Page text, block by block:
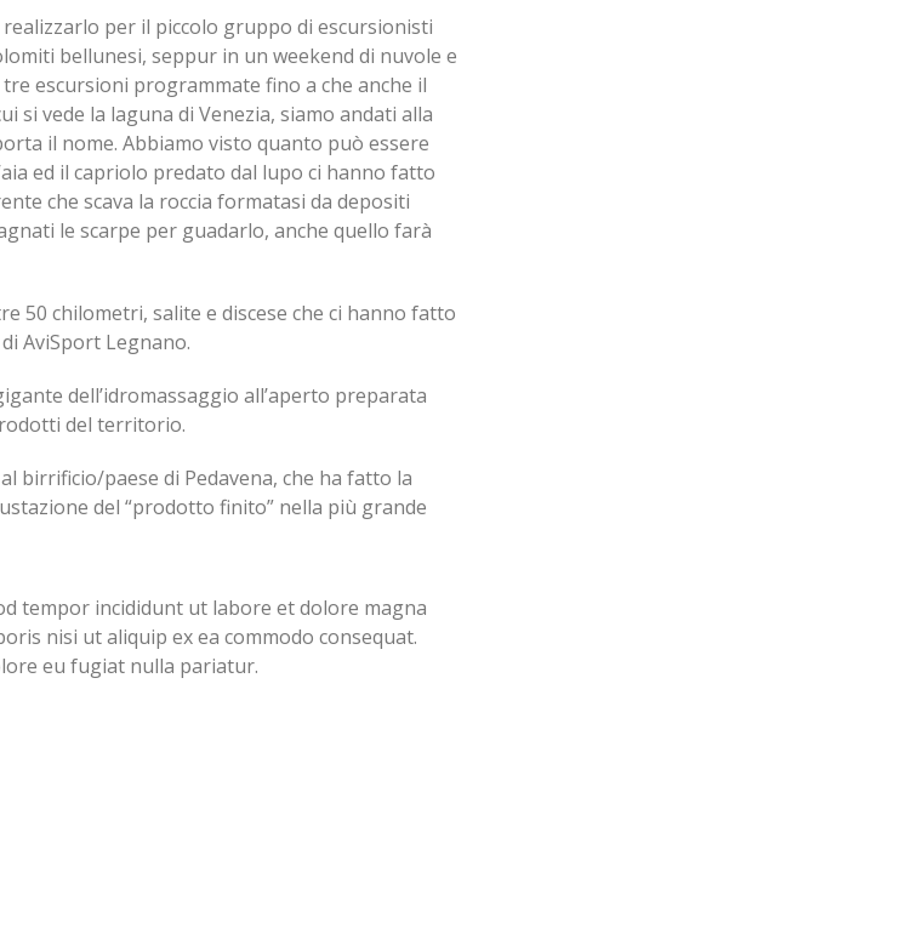
per il piccolo gruppo di escursionisti
bellunesi, seppur in un weekend di nuvole e
escursioni programmate fino a che anche il
si vede la laguna di Venezia, siamo andati alla
il nome. Abbiamo visto quanto può essere
ed il capriolo predato dal lupo ci hanno fatto
che scava la roccia formatasi da depositi
le scarpe per guadarlo, anche quello farà
50 chilometri, salite e discese che ci hanno fatto
AviSport Legnano.
dell’idromassaggio all’aperto preparata
del territorio.
birrificio/paese di Pedavena, che ha fatto la
del “prodotto finito” nella più grande
tempor incididunt ut labore et dolore magna
nisi ut aliquip ex ea commodo consequat.
eu fugiat nulla pariatur.